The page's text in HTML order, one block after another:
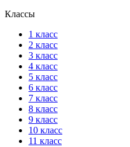
Классы
1 класс
2 класс
3 класс
4 класс
5 класс
6 класс
7 класс
8 класс
9 класс
10 класс
11 класс